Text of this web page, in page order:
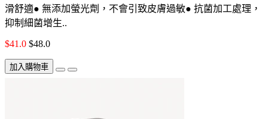
滑舒適● 無添加螢光劑，不會引致皮膚過敏● 抗菌加工處理，
抑制細菌增生..
$41.0 $48.0
加入購物車